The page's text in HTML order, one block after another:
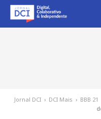
Jornal DCI › DCI Mais › BBB 21